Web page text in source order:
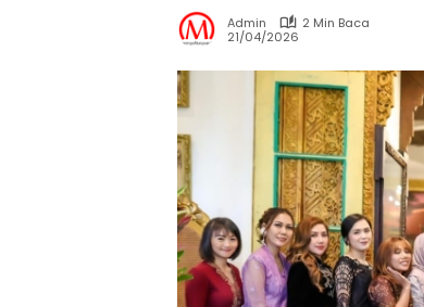
Admin
2 Min Baca
21/04/2026